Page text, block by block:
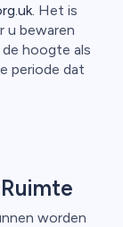
Het is
u bewaren
hoogte als
periode dat
worden